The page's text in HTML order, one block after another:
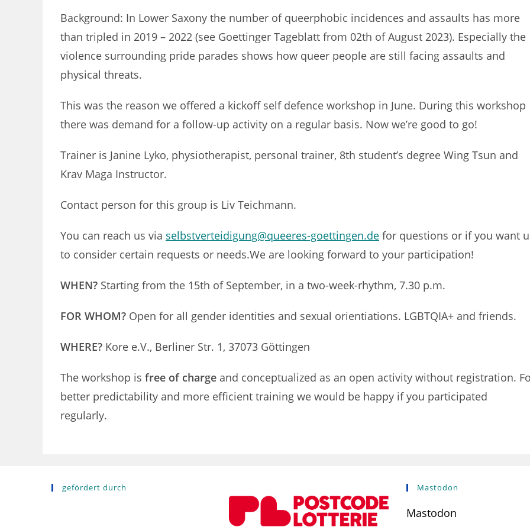
Background: In Lower Saxony the number of queerphobic incidences and assaults has more
than tripled in 2019 – 2022 (see Goettinger Tageblatt from 02th of August 2023). Especially the
violence surrounding pride parades shows how queer people are still facing assaults and
physical threats.
This was the reason we offered a kickoff self defence workshop in June. During this workshop
there was demand for a follow-up activity on a regular basis. Now we’re good to go!
Trainer is Janine Lyko, physiotherapist, personal trainer, 8th student’s degree Wing Tsun and
Krav Maga Instructor.
Contact person for this group is Liv Teichmann.
You can reach us via selbstverteidigung@queeres-goettingen.de for questions or if you want
to consider certain requests or needs.We are looking forward to your participation!
WHEN? Starting from the 15th of September, in a two-week-rhythm, 7.30 p.m.
FOR WHOM? Open for all gender identities and sexual orientiations. LGBTQIA+ and friends.
WHERE? Kore e.V., Berliner Str. 1, 37073 Göttingen
The workshop is free of charge and conceptualized as an open activity without registration.
better predictability and more efficient training we would be happy if you participated
regularly.
gefördert durch Mastodon
Mastodon